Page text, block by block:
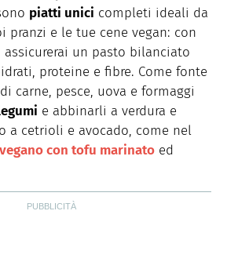
piatti unici completi ideali da
pranzi e le tue cene vegan: con
un pasto bilanciato
proteine e fibre. Come fonte
carne, pesce, uova e formaggi
e abbinarli a verdura e
a cetrioli e avocado, come nel
con tofu marinato ed